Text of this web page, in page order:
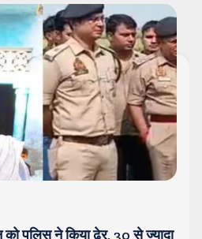
लगा लंबा जाम, लोग देखने को आ रहे